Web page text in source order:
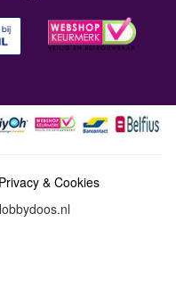
Privacy & Cookies